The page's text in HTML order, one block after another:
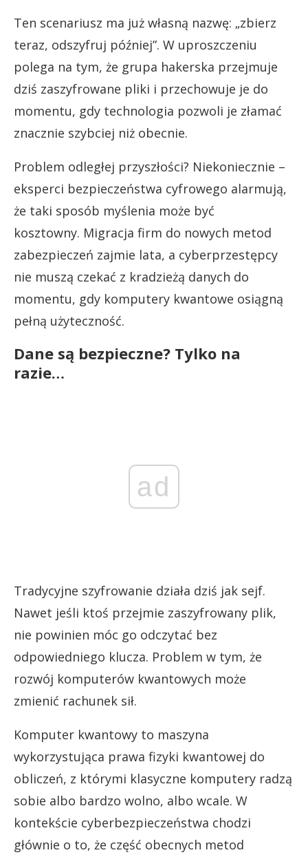
Ten scenariusz ma już własną nazwę: „zbierz
teraz, odszyfruj później”. W uproszczeniu
polega na tym, że grupa hakerska przejmuje
dziś zaszyfrowane pliki i przechowuje je do
momentu, gdy technologia pozwoli je złamać
znacznie szybciej niż obecnie.
Problem odległej przyszłości? Niekoniecznie –
eksperci bezpieczeństwa cyfrowego alarmują,
że taki sposób myślenia może być
kosztowny. Migracja firm do nowych metod
zabezpieczeń zajmie lata, a cyberprzestępcy
nie muszą czekać z kradzieżą danych do
momentu, gdy komputery kwantowe osiągną
pełną użyteczność.
Dane są bezpieczne? Tylko na
razie…
ad
Tradycyjne szyfrowanie działa dziś jak sejf.
Nawet jeśli ktoś przejmie zaszyfrowany plik,
nie powinien móc go odczytać bez
odpowiedniego klucza. Problem w tym, że
rozwój komputerów kwantowych może
zmienić rachunek sił.
Komputer kwantowy to maszyna
wykorzystująca prawa fizyki kwantowej do
obliczeń, z którymi klasyczne komputery radzą
sobie albo bardzo wolno, albo wcale. W
kontekście cyberbezpieczeństwa chodzi
głównie o to, że część obecnych metod